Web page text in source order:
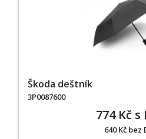
Škoda deštník
3P0087600
774 Kč s
640 Kč bez